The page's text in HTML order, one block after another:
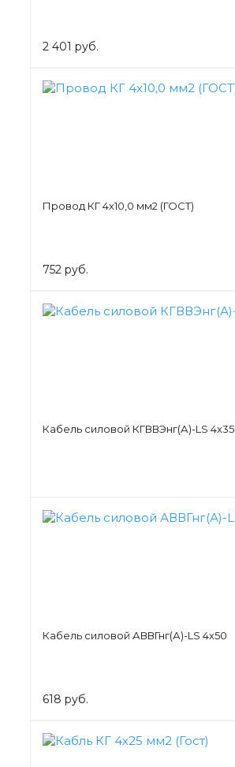
2 401 руб.
Провод КГ 4х10,0 мм2 (ГОСТ)
752 руб.
Кабель силовой КГВВЭнг(А)-LS 4х35
Кабель силовой АВВГнг(А)-LS 4х50
618 руб.